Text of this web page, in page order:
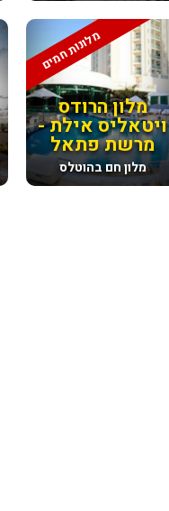
מלונות חמים
מלון הרודס
ויטאליס אילת -
מרשת פתאל
מלון חם בהוטלס